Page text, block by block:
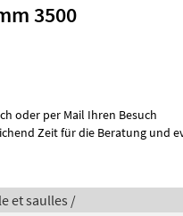
3500
oder per Mail Ihren Besuch
et saulles /